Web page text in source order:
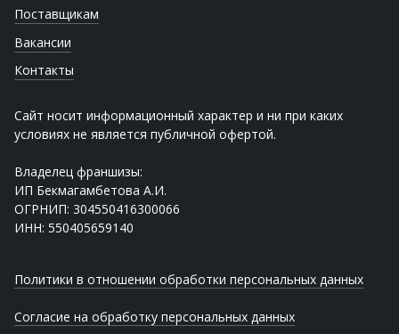
Поставщикам
Вакансии
Контакты
Сайт носит информационный характер и ни при каких
условиях не является публичной офертой.
Владелец франшизы:
ИП Бекмагамбетова А.И.
ОГРНИП: 304550416300066
ИНН: 550405659140
Политики в отношении обработки персональных данных
Согласие на обработку персональных данных